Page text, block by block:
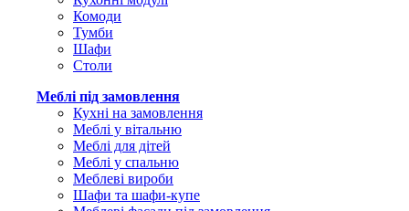
Комоди
Тумби
Шафи
Столи
Меблі під замовлення
Кухні на замовлення
Меблі у вітальню
Меблі для дітей
Меблі у спальню
Меблеві вироби
Шафи та шафи-купе